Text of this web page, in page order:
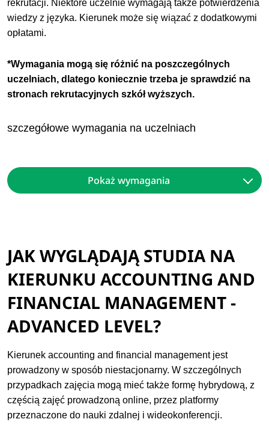
rekrutacji. Niektóre uczelnie wymagają także potwierdzenia
wiedzy z języka. Kierunek może się wiązać z dodatkowymi
opłatami.
*Wymagania mogą się różnić na poszczególnych
uczelniach, dlatego koniecznie trzeba je sprawdzić na
stronach rekrutacyjnych szkół wyższych.
szczegółowe wymagania na uczelniach
Pokaż wymagania
JAK WYGLĄDAJĄ STUDIA NA
KIERUNKU ACCOUNTING AND
FINANCIAL MANAGEMENT -
ADVANCED LEVEL?
Kierunek accounting and financial management jest
prowadzony w sposób niestacjonarny. W szczególnych
przypadkach zajęcia mogą mieć także formę hybrydową, z
częścią zajęć prowadzoną online, przez platformy
przeznaczone do nauki zdalnej i wideokonferencji.